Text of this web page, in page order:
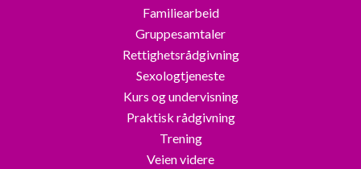
Familiearbeid
Gruppesamtaler
Rettighetsrådgivning
Sexologtjeneste
Kurs og undervisning
Praktisk rådgivning
Trening
Veien videre